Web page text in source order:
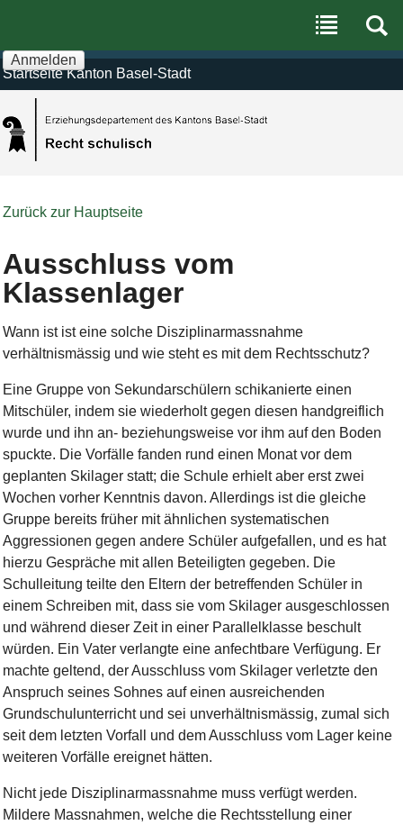
Startseite Kanton Basel-Stadt
Anmelden
|
Direkt
zur
Navigation
Zurück zur Hauptseite
Ausschluss vom
Klassenlager
Wann ist ist eine solche Disziplinarmassnahme
verhältnismässig und wie steht es mit dem Rechtsschutz?
Eine Gruppe von Sekundarschülern schikanierte einen
Mitschüler, indem sie wiederholt gegen diesen handgreiflich
wurde und ihn an- beziehungsweise vor ihm auf den Boden
spuckte. Die Vorfälle fanden rund einen Monat vor dem
geplanten Skilager statt; die Schule erhielt aber erst zwei
Wochen vorher Kenntnis davon. Allerdings ist die gleiche
Gruppe bereits früher mit ähnlichen systematischen
Aggressionen gegen andere Schüler aufgefallen, und es hat
hierzu Gespräche mit allen Beteiligten gegeben. Die
Schulleitung teilte den Eltern der betreffenden Schüler in
einem Schreiben mit, dass sie vom Skilager ausgeschlossen
und während dieser Zeit in einer Parallelklasse beschult
würden. Ein Vater verlangte eine anfechtbare Verfügung. Er
machte geltend, der Ausschluss vom Skilager verletzte den
Anspruch seines Sohnes auf einen ausreichenden
Grundschulunterricht und sei unverhältnismässig, zumal sich
seit dem letzten Vorfall und dem Ausschluss vom Lager keine
weiteren Vorfälle ereignet hätten.
Nicht jede Disziplinarmassnahme muss verfügt werden.
Mildere Massnahmen, welche die Rechtsstellung einer